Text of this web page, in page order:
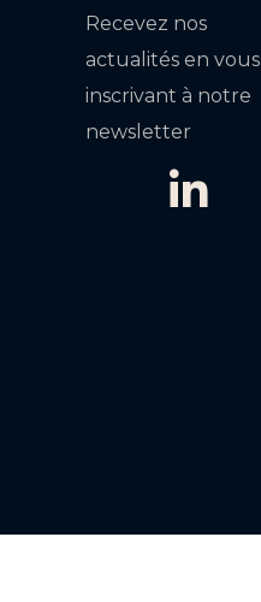
Recevez nos
actualités en vous
inscrivant à notre
newsletter